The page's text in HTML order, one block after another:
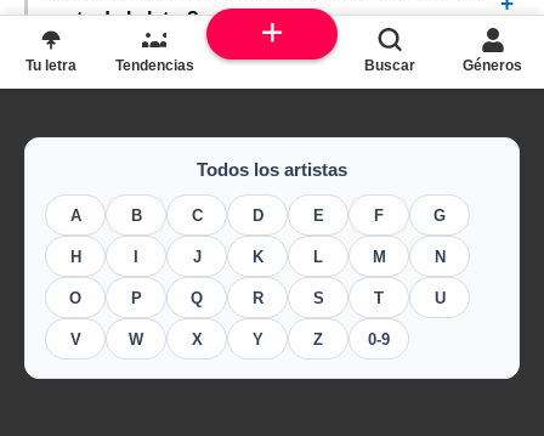
parte de la letra?
Todos los artistas
A B C D E F G
H J K L M N
O P Q R S T U
V W X Y Z 0-9
Tu letra Tendencias Buscar Géneros